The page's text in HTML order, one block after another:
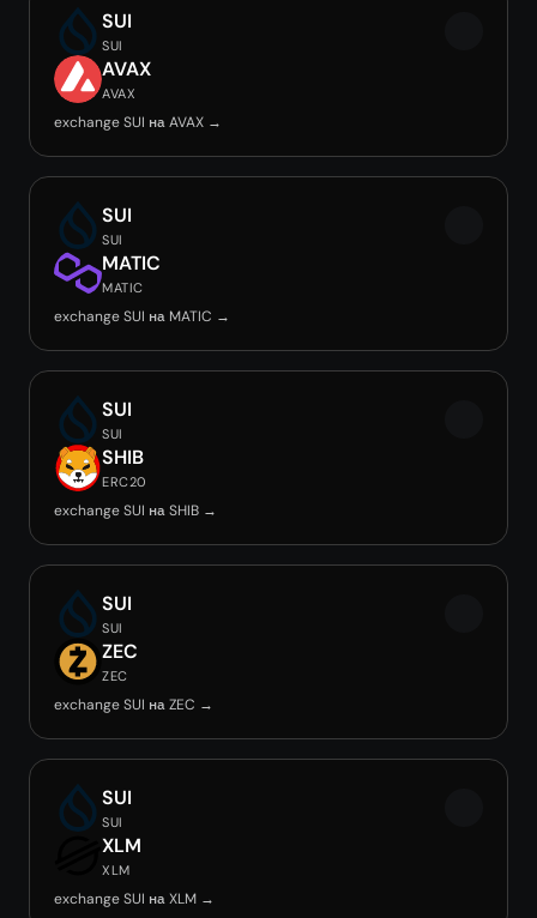
SUI
SUI
AVAX
AVAX
exchange SUI на AVAX →
SUI
SUI
MATIC
MATIC
exchange SUI на MATIC →
SUI
SUI
SHIB
ERC20
exchange SUI на SHIB →
SUI
SUI
ZEC
ZEC
exchange SUI на ZEC →
SUI
SUI
XLM
XLM
exchange SUI на XLM →